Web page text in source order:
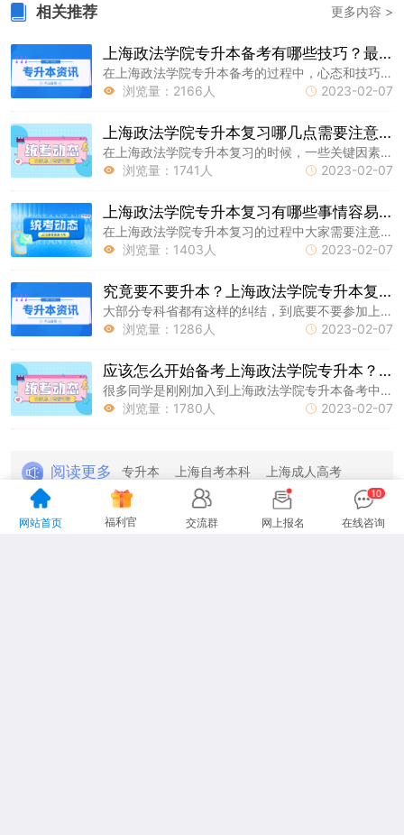
相关推荐 更多内容 >
上海政法学院专升本备考有哪些技巧？最佳备考心态是什么？
在上海政法学院专升本备考的过程中，心态和技巧都是非常重要的因素。今天我们就一起来看一下上海专升本复习还有哪些需要注意的问题，下面就让我们一起来看看吧。
 浏览量：2166人  2023-02-07
上海政法学院专升本复习哪几点需要注意？这四个要素非常关键
在上海政法学院专升本复习的时候，一些关键因素可能会影响到大家的复习效率和方法，所以大家一定要多加注意，下面给大家分享一下上海专升本复习过程中需要注意的几个点。
 浏览量：1741人  2023-02-07
上海政法学院专升本复习有哪些事情容易被忽略，但是影响很大？
在上海政法学院专升本复习的过程中大家需要注意的事情很多，有些事情就容易被忽略。总结了几个大家在复习过程中容易忽略但是影响很大的事情，希望大家能够注意。
 浏览量：1403人  2023-02-07
究竟要不要升本？上海政法学院专升本复习要不要报班？
大部分专科省都有这样的纠结，到底要不要参加上海政法学院专升本考试以及参加专升本考试究竟需不需要报班，今天我们就一起来看看这两个问题。
 浏览量：1286人  2023-02-07
应该怎么开始备考上海政法学院专升本？过来人经验分享
很多同学是刚刚加入到上海政法学院专升本备考中来，对于应该如何备考上海专升本并不是很清楚，今天我们就一起来看一下过来人有哪些经验分享给大家。
 浏览量：1780人  2023-02-07
阅读更多 专升本 上海自考本科
上海成人高考
上海专升本考试
网站首页 福利官 交流群 网上报名 在线咨询